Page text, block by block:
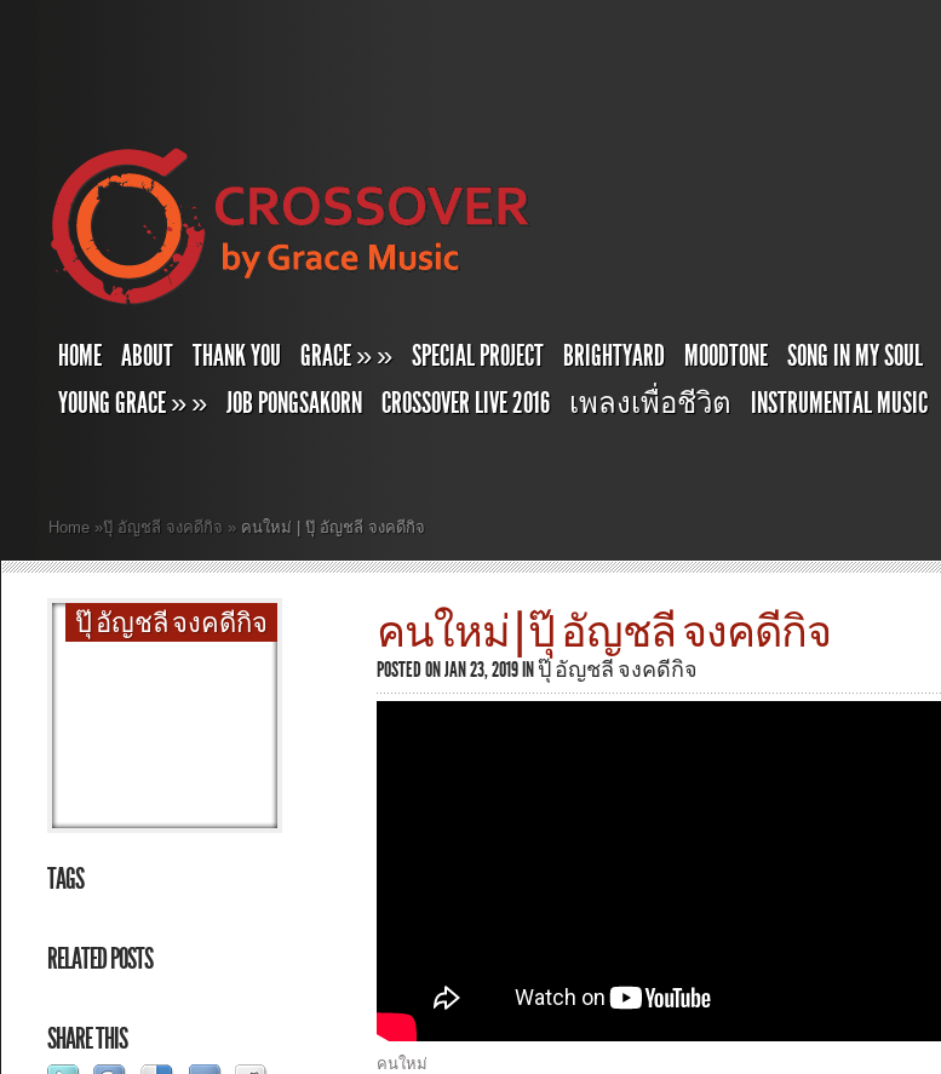
HOME ABOUT THANK YOU GRACE»» SPECIAL PROJECT BRIGHTYARD MOODTONE SONG IN MY SOUL
YOUNG GRACE»» JOB PONGSAKORN CROSSOVER LIVE 2016 เพลงเพื่อชีวิต INSTRUMENTAL MUSIC
Home »ปุ๊ อัญชลี จงคดีกิจ » คนใหม่ | ปุ๊ อัญชลี จงคดีกิจ
ปุ๊ อัญชลี จงคดีกิจ
TAGS
RELATED POSTS
SHARE THIS
คนใหม่ | ปุ๊ อัญชลี จงคดีกิจ
POSTED ON JAN 23, 2019 INปุ๊ อัญชลี จงคดีกิจ
คนใหม่